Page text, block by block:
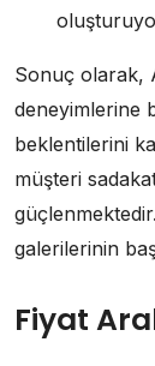
Sonuç olarak,
deneyimlerine
beklentilerini
müşteri
galerilerinin
Fiyat